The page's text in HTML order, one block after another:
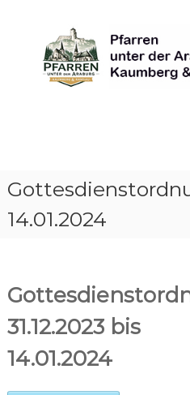
content
unter
derAraburg
Kaumberg
14.01.2024
31.12.2023 bis
14.01.2024